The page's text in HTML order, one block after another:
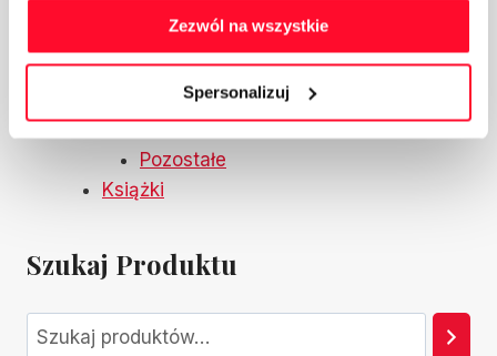
Zezwól na wszystkie
Spersonalizuj
Kubki termiczne
Szkło
Akcesoria
Etui na telefon
Pozostałe
Książki
Szukaj Produktu
Szukaj